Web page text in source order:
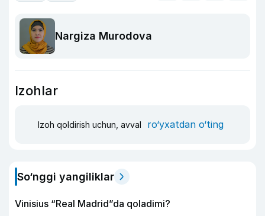
Nargiza Murodova
Izohlar
Izoh qoldirish uchun, avval ro‘yxatdan o‘ting
So‘nggi yangiliklar
Vinisius “Real Madrid”da qoladimi?